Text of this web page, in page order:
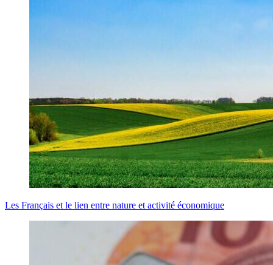
Les Français et le lien entre nature et activité économique